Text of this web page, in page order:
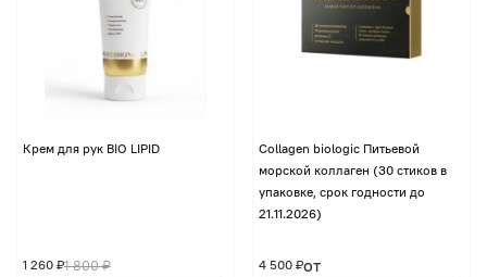
Крем для рук BIO LIPID
1 800 ₽
1 260 ₽
Collagen biologic Питьевой
морской коллаген (30 стиков в
упаковке, срок годности до
21.11.2026)
от
4 500 ₽